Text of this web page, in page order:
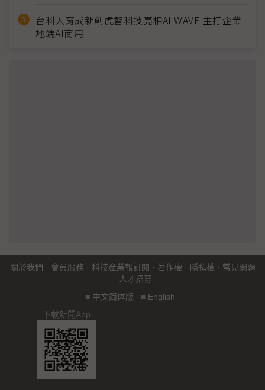
台科大育成新創虎智科技亮相AI WAVE 主打企業
地端AI商用
關於我們 · 會員服務 · 科技產業報訂閱 · 著作權 · 隱私權 · 常見問題
· 人才招募
■ 中文简体版 ■ English
下載新聞App